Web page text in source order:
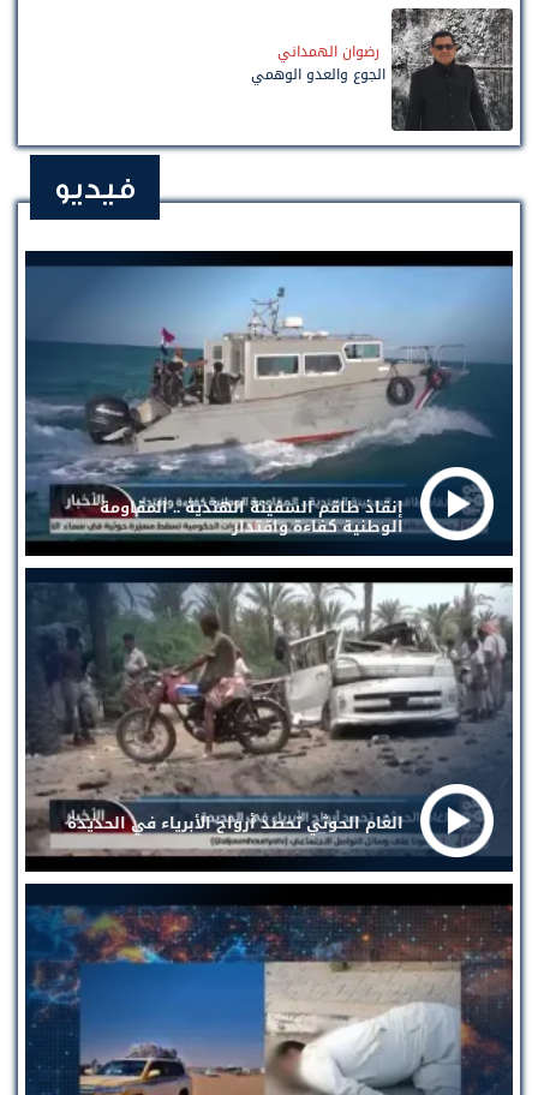
رضوان الهمداني
الجوع والعدو الوهمي
فيديو
إنقاذ طاقم السفينة الهندية .. المقاومة
الوطنية كفاءة واقتدار
الغام الحوثي تحصد أرواح الأبرياء في الحديدة